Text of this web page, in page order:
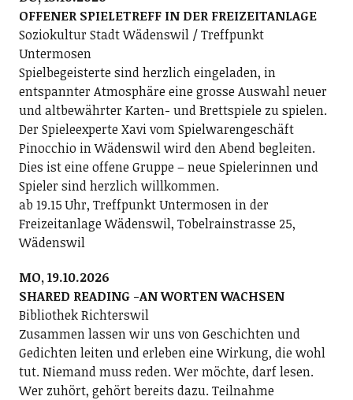
OFFENER SPIELETREFF IN DER FREIZEITANLAGE
Soziokultur Stadt Wädenswil / Treffpunkt
Untermosen
Spielbegeisterte sind herzlich eingeladen, in
entspannter Atmosphäre eine grosse Auswahl neuer
und altbewährter Karten- und Brettspiele zu spielen.
Der Spieleexperte Xavi vom Spielwarengeschäft
Pinocchio in Wädenswil wird den Abend begleiten.
Dies ist eine offene Gruppe – neue Spielerinnen und
Spieler sind herzlich willkommen.
ab 19.15 Uhr, Treffpunkt Untermosen in der
Freizeitanlage Wädenswil, Tobelrainstrasse 25,
Wädenswil
MO, 19.10.2026
SHARED READING -AN WORTEN WACHSEN
Bibliothek Richterswil
Zusammen lassen wir uns von Geschichten und
Gedichten leiten und erleben eine Wirkung, die wohl
tut. Niemand muss reden. Wer möchte, darf lesen.
Wer zuhört, gehört bereits dazu. Teilnahme